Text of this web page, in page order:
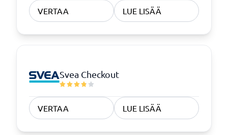
VERTAA LUE LISÄÄ
Svea Checkout
VERTAA LUE LISÄÄ